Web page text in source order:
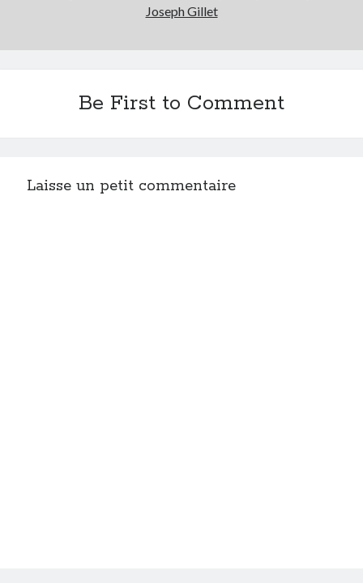
Joseph Gillet
Be First to Comment
Laisse un petit commentaire